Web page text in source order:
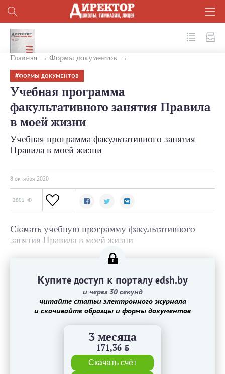
Главная Формы документов
ФОРМЫ ДОКУМЕНТОВ
Учебная программа
факультативного занятия Правила
в моей жизни
Учебная программа факультативного занятия
Правила в моей жизни
8 октября 2020
2801
Скачать учебную программу факультативного
занятия Правила в моей жизни
Купите доступ к порталу edsh.by
и через 30 секунд
читайте статьи электронного журнала
и скачивайте образцы и формы документов
3 месяца
171,36 BYN
Скачать счёт